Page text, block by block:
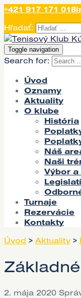
+421 917 171 018
Hľadať:
Toggle navigation
Search for:
Úvod
Oznamy
Aktuality
O klube
História
Náš
Naši
Výbor
Turnaje
Rezervácie
Kontakty
Úvod > Aktuality >
2. mája 2020